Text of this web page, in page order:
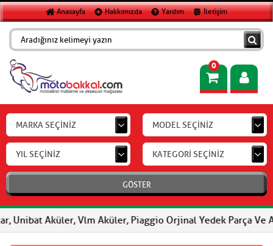
Anasayfa Hakkımızda Yardım İletişim
0
MARKA SEÇİNİZ MODEL SEÇİNİZ
YIL SEÇİNİZ KATEGORİ SEÇİNİZ
GÖSTER
Aküler, Vlm Aküler, Piaggio Orjinal Yedek Parça Ve